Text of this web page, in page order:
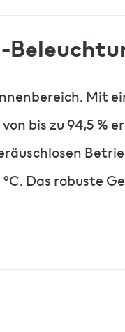
Mit
bis zu 94,5 %
Das robuste